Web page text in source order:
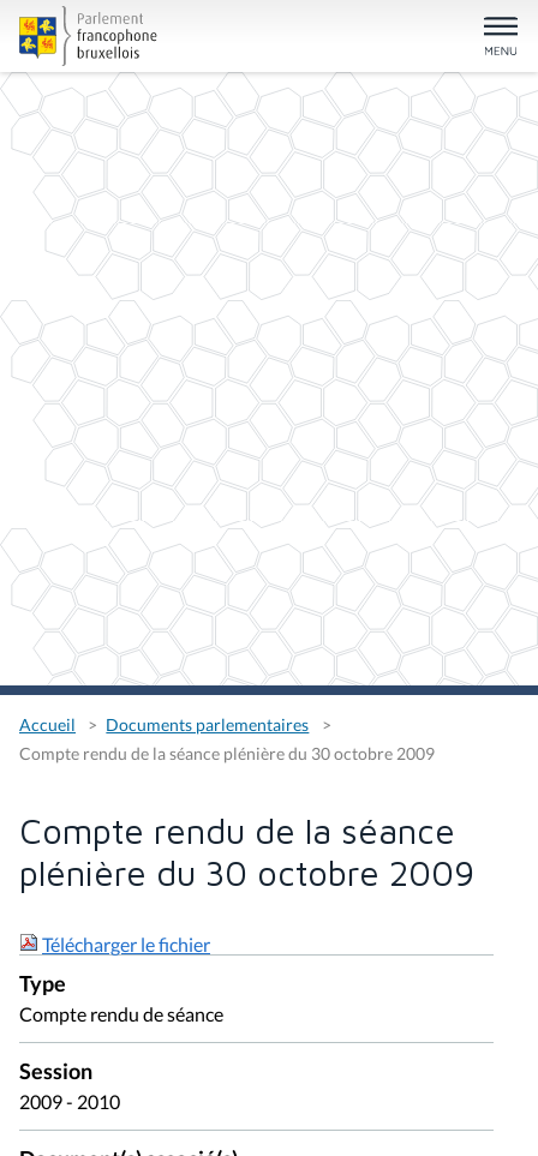
Accueil
Documents parlementaires
Compte rendu de la séance plénière du 30 octobre 2009
Compte rendu de la séance
plénière du 30 octobre 2009
Télécharger le fichier
Type
Compte rendu de séance
Session
2009 - 2010